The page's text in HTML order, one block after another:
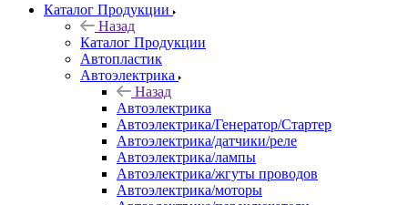
Каталог Продукции
Назад
Каталог Продукции
Автопластик
Автоэлектрика
Назад
Автоэлектрика
Автоэлектрика/Генератор/Стартер
Автоэлектрика/датчики/реле
Автоэлектрика/лампы
Автоэлектрика/жгуты проводов
Автоэлектрика/моторы